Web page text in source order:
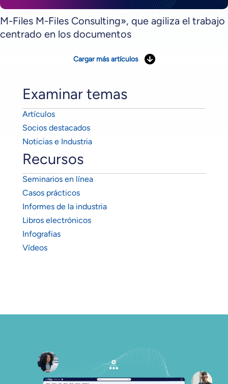
M-Files M-Files Consulting», que agiliza el trabajo
centrado en los documentos
Cargar más artículos
Examinar temas
Artículos
Socios destacados
Noticias e Industria
Recursos
Seminarios en línea
Casos prácticos
Informes de la industria
Libros electrónicos
Infografias
Vídeos